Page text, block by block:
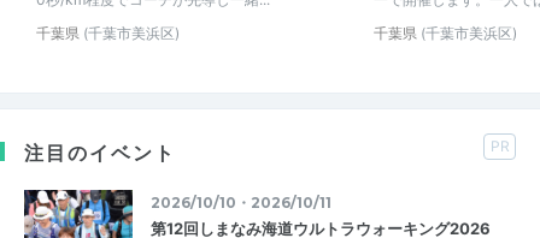
千葉県 (千葉市美浜区)
千葉県 (千葉市美浜区)
注目のイベント PR
2026/10/10・2026/10/11
第12回しまなみ海道ウルトラウォーキング2026